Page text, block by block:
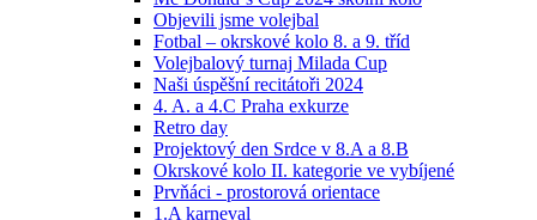
Objevili jsme volejbal
Fotbal – okrskové kolo 8. a 9. tříd
Volejbalový turnaj Milada Cup
Naši úspěšní recitátoři 2024
4. A. a 4.C Praha exkurze
Retro day
Projektový den Srdce v 8.A a 8.B
Okrskové kolo II. kategorie ve vybíjené
Prvňáci - prostorová orientace
1.A karneval